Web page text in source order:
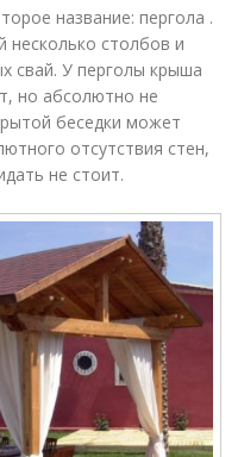
название: пергола .
несколько столбов и
свай. У перголы крыша
но абсолютно не
беседки может
отсутствия стен,
не стоит.